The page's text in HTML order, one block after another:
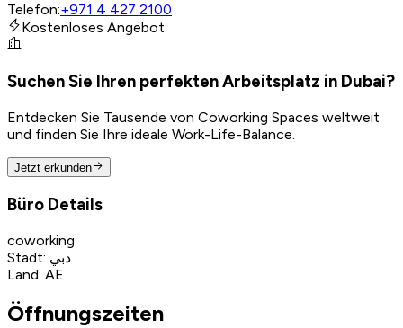
Telefon:+971 4 427 2100
Kostenloses Angebot
Suchen Sie Ihren perfekten Arbeitsplatz in Dubai?
Entdecken Sie Tausende von Coworking Spaces weltweit
und finden Sie Ihre ideale Work-Life-Balance.
Jetzt erkunden
Büro Details
coworking
Stadt: دبي
Land: AE
Öffnungszeiten